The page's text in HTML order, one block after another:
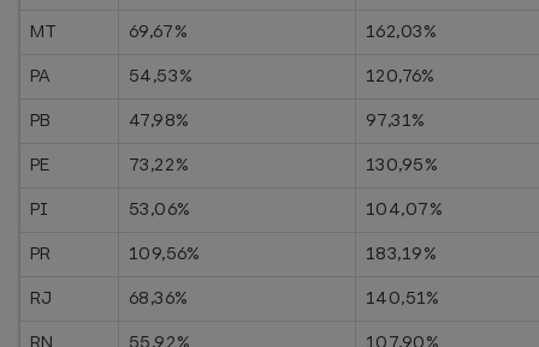
MT
69,67%
162,03%
PA
54,53%
120,76%
PB
47,98%
97,31%
PE
73,22%
130,95%
PI
53,06%
104,07%
PR
109,56%
183,19%
RJ
68,36%
140,51%